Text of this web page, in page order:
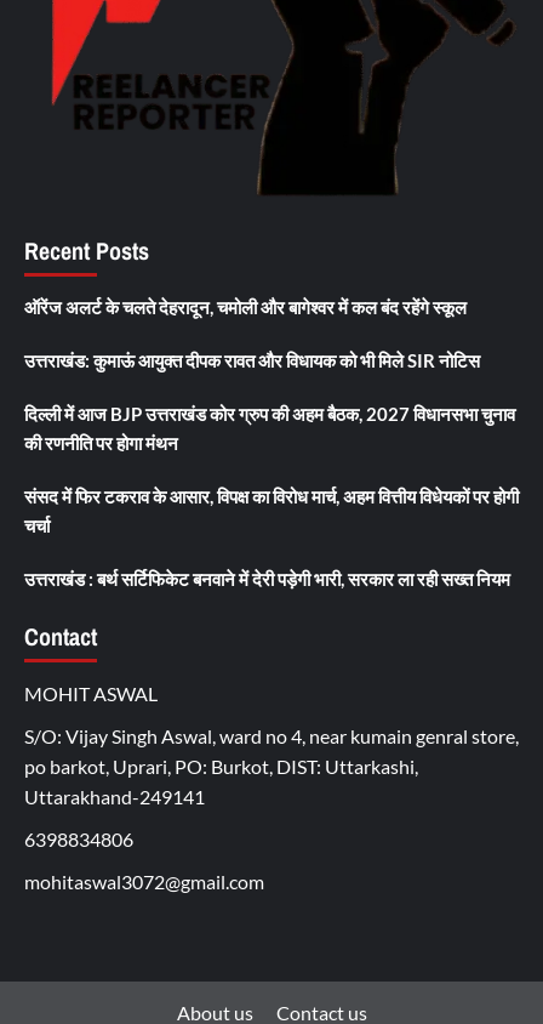
Recent Posts
ऑरेंज अलर्ट के चलते देहरादून, चमोली और बागेश्वर में कल बंद रहेंगे स्कूल
उत्तराखंड: कुमाऊं आयुक्त दीपक रावत और विधायक को भी मिले SIR नोटिस
दिल्ली में आज BJP उत्तराखंड कोर ग्रुप की अहम बैठक, 2027 विधानसभा चुनाव
की रणनीति पर होगा मंथन
संसद में फिर टकराव के आसार, विपक्ष का विरोध मार्च, अहम वित्तीय विधेयकों पर होगी
चर्चा
उत्तराखंड : बर्थ सर्टिफिकेट बनवाने में देरी पड़ेगी भारी, सरकार ला रही सख्त नियम
Contact
MOHIT ASWAL
S/O: Vijay Singh Aswal, ward no 4, near kumain genral store,
po barkot, Uprari, PO: Burkot, DIST: Uttarkashi,
Uttarakhand-249141
6398834806
mohitaswal3072@gmail.com
About us Contact us